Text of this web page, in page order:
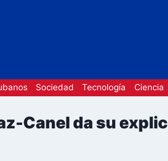
Sociedad Tecnología Ciencia
Canel da su